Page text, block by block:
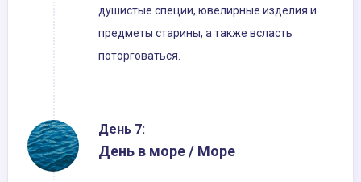
душистые специи, ювелирные изделия и
предметы старины, а также всласть
поторговаться.
День 7:
День в море / Море